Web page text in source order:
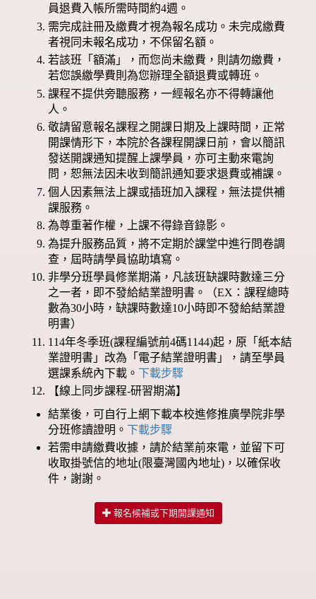
員退費入帳所需時間約4週。
需完成註冊及繳費才視為報名成功。未完成繳費
者視同未報名成功，不保留名額。
若該班「額滿」，而您尚未繳費，則請勿繳費，
若您誤繳學費則為您辦理全額退費或轉班。
課程不提供旁聽服務，一經報名亦不得轉讓他
人。
敬請留意報名課程之開課日期及上課時間，正常
開課情形下，本院於各課程開課日前，會以簡訊
發送開課通知提醒上課學員，亦可主動來電詢
問，恕無法因未收到簡訊通知要求退費或補課。
個人因素無法上課或插班加入課程，無法提供補
課服務。
為尊重著作權，上課不得錄音錄影。
為提升服務品質，將不定期於課堂中進行問卷調
查，屆時請學員協助填寫。
非學分班學員修業期滿，凡該班缺課時數達三分
之一者，即不發給結業證明書。（EX：課程總時
數為30小時，缺課時數達10小時即不發給結業證
明書）
114年冬季班(課程編號前4碼1144)起，原「紙本結
業證明書」改為「電子結業證明書」，請至學員
選課系統內下載。 下載步驟
【線上同步課程-研習期滿】
結業後，可自行上網下載本校進修推廣學院非學
分班修讀證明。 下載步驟
若需申請繳費收據，請於結業前來電，並留下可
收取掛號信的地址(限臺灣國內地址)，以確保收
件，謝謝。
報名候補或下期開課通知